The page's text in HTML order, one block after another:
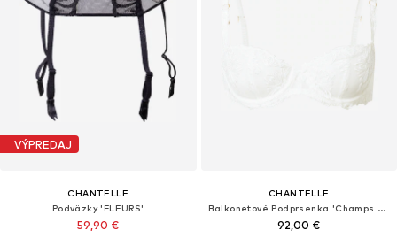
VÝPREDAJ
CHANTELLE
Podväzky 'FLEURS'
59,90 €
CHANTELLE
Balkonetové Podprsenka 'Champs Elysees'
92,00 €